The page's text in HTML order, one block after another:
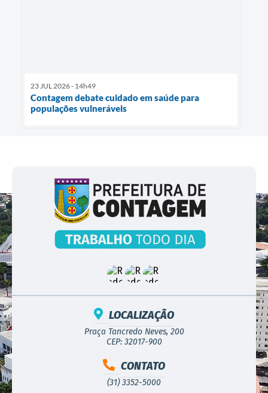
23 JUL 2026 - 14h49
Contagem debate cuidado em saúde para
populações vulneráveis
LOCALIZAÇÃO
Praça Tancredo Neves, 200
CEP: 32017-900
CONTATO
(31) 3352-5000